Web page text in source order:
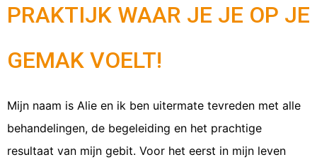
PRAKTIJK WAAR JE JE OP JE
GEMAK VOELT!
Mijn naam is Alie en ik ben uitermate tevreden met alle
behandelingen, de begeleiding en het prachtige
resultaat van mijn gebit. Voor het eerst in mijn leven